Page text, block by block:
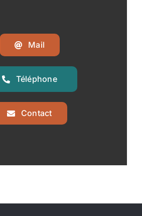
Mail
Téléphone
Contact